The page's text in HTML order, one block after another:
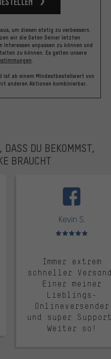
um diesen stetig zu verbessern.
wir die Daten Deiner letzten
Interessen anpassen zu können und
zu können. Es gelten unsere
.
ist ab einem Mindestbestellwert von
anderen Aktionen kombinierbar.
DU BEKOMMST,
BRAUCHT
Kevin S.
Bewertungen: 5 von 5
Immer extrem
schneller
Einer meiner
Lieblings-
Onlineversender
und super
Weiter so!